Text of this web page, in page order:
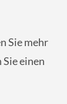
Sie mehr
einen